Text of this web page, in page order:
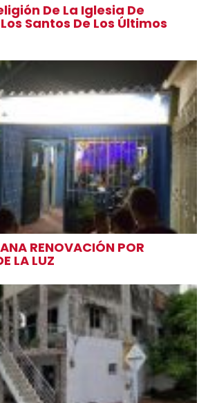
De La Iglesia De
Santos De Los Últimos
RENOVACIÓN POR
LA LUZ